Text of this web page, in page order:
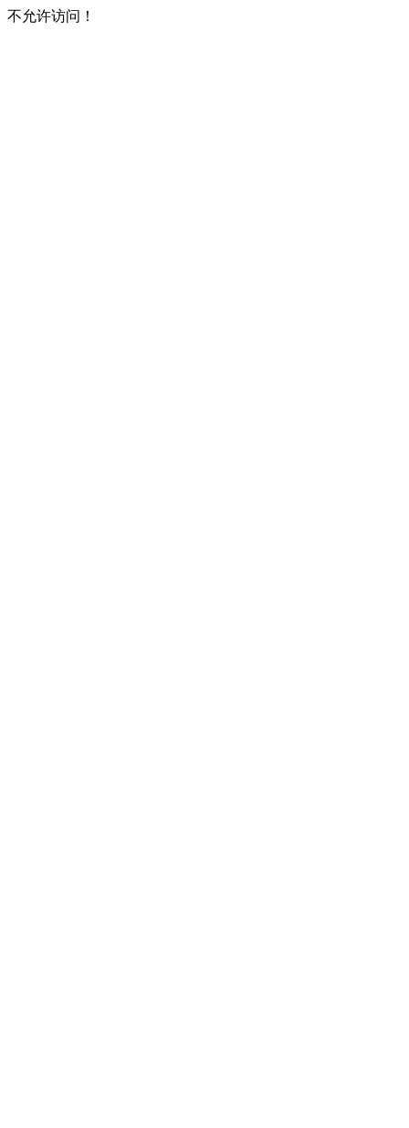
不允许访问！